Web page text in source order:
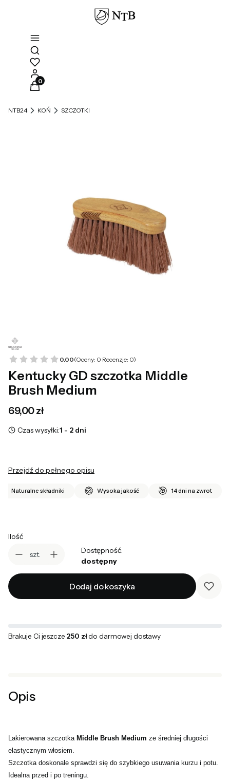
Otwórz wyszukiwarkę
Produkty w koszyku: 0. Zobacz szczegóły
NTB24 KOŃ SZCZOTKI
0.00(Oceny: 0 Recenzje: 0)
Kentucky GD szczotka Middle
Brush Medium
Cena
69,00 zł
Czas wysyłki:1 - 2 dni
Przejdź do pełnego opisu
Naturalne składniki Wysoka jakość 14 dni na zwrot
Ilość
szt.
Dostępność:
dostępny
Dodaj do koszyka
Brakuje Ci jeszcze 250 złdo darmowej dostawy
Opis
Lakierowana szczotka Middle Brush Medium ze średniej długości
elastycznym włosiem.
Szczotka doskonale sprawdzi się do szybkiego usuwania kurzu i potu.
Idealna przed i po treningu.